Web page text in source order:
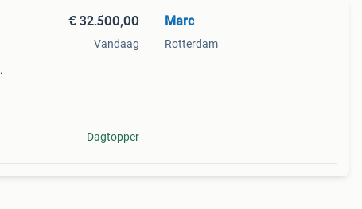
€ 32.500,00
Vandaag
Dagtopper
Marc
Rotterdam